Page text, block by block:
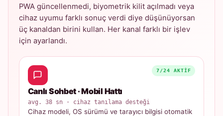
PWA güncellenmedi, biyometrik kilit açılmadı veya
cihaz uyumu farklı sonuç verdi diye düşünüyorsan
üç kanaldan birini kullan. Her kanal farklı bir işlev
için ayarlandı.
7/24 AKTIF
Canlı Sohbet · Mobil Hattı
avg. 38 sn · cihaz tanılama desteği
Cihaz modeli, OS sürümü ve tarayıcı bilgisi otomatik